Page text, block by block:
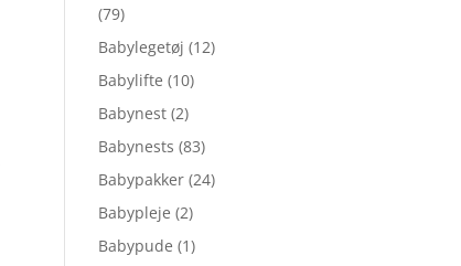
(79)
Babylegetøj (12)
Babylifte (10)
Babynest (2)
Babynests (83)
Babypakker (24)
Babypleje (2)
Babypude (1)